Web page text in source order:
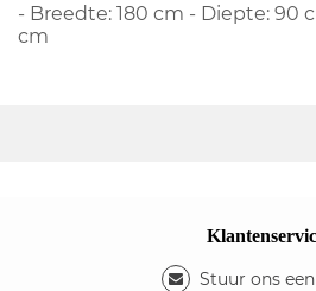
- Breedte: 180 cm - Diepte: 90
cm
Stuur ons